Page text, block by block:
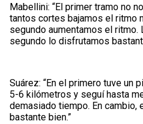
Mabellini: “El primer tramo no
tantos cortes bajamos el ritmo
segundo aumentamos el
segundo lo disfrutamos
Suárez: “En el primero tuve un
5-6 kilómetros y seguí hasta
demasiado tiempo. En cambio,
bastante bien.”